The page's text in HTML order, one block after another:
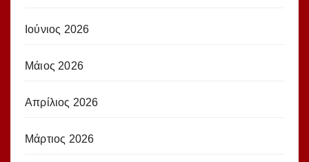
Ιούνιος 2026
Μάιος 2026
Απρίλιος 2026
Μάρτιος 2026